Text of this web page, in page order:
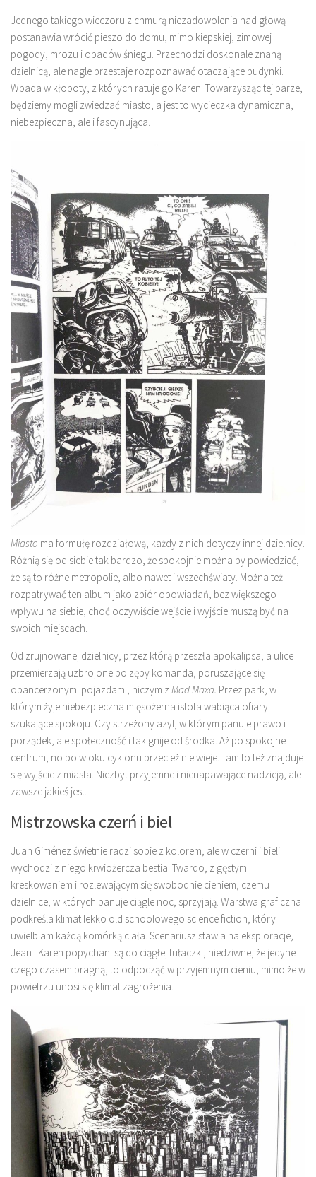
Jednego takiego wieczoru z chmurą niezadowolenia nad głową
postanawia wrócić pieszo do domu, mimo kiepskiej, zimowej
pogody, mrozu i opadów śniegu. Przechodzi doskonale znaną
dzielnicą, ale nagle przestaje rozpoznawać otaczające budynki.
Wpada w kłopoty, z których ratuje go Karen. Towarzysząc tej parze,
będziemy mogli zwiedzać miasto, a jest to wycieczka dynamiczna,
niebezpieczna, ale i fascynująca.
Miasto ma formułę rozdziałową, każdy z nich dotyczy innej dzielnicy.
Różnią się od siebie tak bardzo, że spokojnie można by powiedzieć,
że są to różne metropolie, albo nawet i wszechświaty. Można też
rozpatrywać ten album jako zbiór opowiadań, bez większego
wpływu na siebie, choć oczywiście wejście i wyjście muszą być na
swoich miejscach.
Od zrujnowanej dzielnicy, przez którą przeszła apokalipsa, a ulice
przemierzają uzbrojone po zęby komanda, poruszające się
opancerzonymi pojazdami, niczym z Mad Maxa. Przez park, w
którym żyje niebezpieczna mięsożerna istota wabiąca ofiary
szukające spokoju. Czy strzeżony azyl, w którym panuje prawo i
porządek, ale społeczność i tak gnije od środka. Aż po spokojne
centrum, no bo w oku cyklonu przecież nie wieje. Tam to też znajduje
się wyjście z miasta. Niezbyt przyjemne i nienapawające nadzieją, ale
zawsze jakieś jest.
Mistrzowska czerń i biel
Juan Giménez świetnie radzi sobie z kolorem, ale w czerni i bieli
wychodzi z niego krwiożercza bestia. Twardo, z gęstym
kreskowaniem i rozlewającym się swobodnie cieniem, czemu
dzielnice, w których panuje ciągle noc, sprzyjają. Warstwa graficzna
podkreśla klimat lekko old schoolowego science fiction, który
uwielbiam każdą komórką ciała. Scenariusz stawia na eksploracje,
Jean i Karen popychani są do ciągłej tułaczki, niedziwne, że jedyne
czego czasem pragną, to odpocząć w przyjemnym cieniu, mimo że w
powietrzu unosi się klimat zagrożenia.